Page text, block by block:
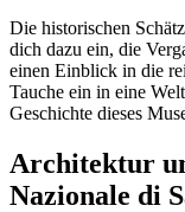
Die historischen
dich dazu ein, die
einen Einblick in die
Tauche ein in eine
Geschichte dieses
Architektur
Nazionale di